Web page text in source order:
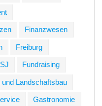
Finanzwesen
Freiburg
Fundraising
und Landschaftsbau
Gastronomie